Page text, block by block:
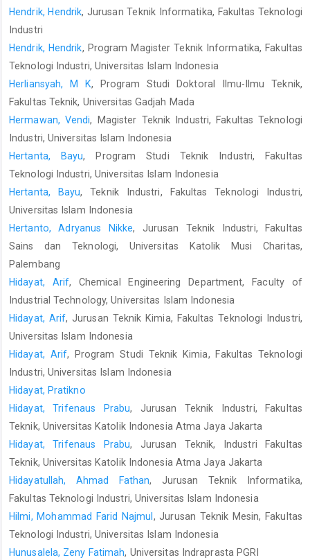
Hendrik, Hendrik, Jurusan Teknik Informatika, Fakultas Teknologi
Industri
Hendrik, Hendrik, Program Magister Teknik Informatika, Fakultas
Teknologi Industri, Universitas Islam Indonesia
Herliansyah, M K, Program Studi Doktoral Ilmu-Ilmu Teknik,
Fakultas Teknik, Universitas Gadjah Mada
Hermawan, Vendi, Magister Teknik Industri, Fakultas Teknologi
Industri, Universitas Islam Indonesia
Hertanta, Bayu, Program Studi Teknik Industri, Fakultas
Teknologi Industri, Universitas Islam Indonesia
Hertanta, Bayu, Teknik Industri, Fakultas Teknologi Industri,
Universitas Islam Indonesia
Hertanto, Adryanus Nikke, Jurusan Teknik Industri, Fakultas
Sains dan Teknologi, Universitas Katolik Musi Charitas,
Palembang
Hidayat, Arif, Chemical Engineering Department, Faculty of
Industrial Technology, Universitas Islam Indonesia
Hidayat, Arif, Jurusan Teknik Kimia, Fakultas Teknologi Industri,
Universitas Islam Indonesia
Hidayat, Arif, Program Studi Teknik Kimia, Fakultas Teknologi
Industri, Universitas Islam Indonesia
Hidayat, Pratikno
Hidayat, Trifenaus Prabu, Jurusan Teknik Industri, Fakultas
Teknik, Universitas Katolik Indonesia Atma Jaya Jakarta
Hidayat, Trifenaus Prabu, Jurusan Teknik, Industri Fakultas
Teknik, Universitas Katolik Indonesia Atma Jaya Jakarta
Hidayatullah, Ahmad Fathan, Jurusan Teknik Informatika,
Fakultas Teknologi Industri, Universitas Islam Indonesia
Hilmi, Mohammad Farid Najmul, Jurusan Teknik Mesin, Fakultas
Teknologi Industri, Universitas Islam Indonesia
Hunusalela, Zeny Fatimah, Universitas Indraprasta PGRI